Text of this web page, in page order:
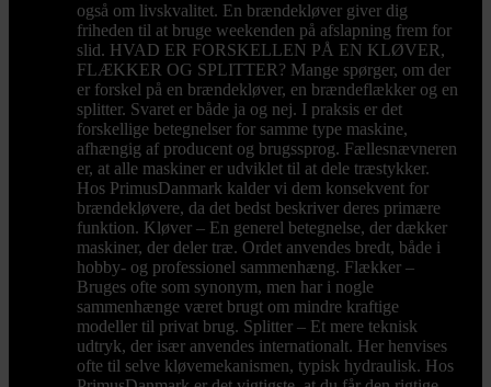
også om livskvalitet. En brændekløver giver dig
friheden til at bruge weekenden på afslapning frem for
slid. HVAD ER FORSKELLEN PÅ EN KLØVER,
FLÆKKER OG SPLITTER? Mange spørger, om der
er forskel på en brændekløver, en brændeflækker og en
splitter. Svaret er både ja og nej. I praksis er det
forskellige betegnelser for samme type maskine,
afhængig af producent og brugssprog. Fællesnævneren
er, at alle maskiner er udviklet til at dele træstykker.
Hos PrimusDanmark kalder vi dem konsekvent for
brændekløvere, da det bedst beskriver deres primære
funktion. Kløver – En generel betegnelse, der dækker
maskiner, der deler træ. Ordet anvendes bredt, både i
hobby- og professionel sammenhæng. Flækker –
Bruges ofte som synonym, men har i nogle
sammenhænge været brugt om mindre kraftige
modeller til privat brug. Splitter – Et mere teknisk
udtryk, der især anvendes internationalt. Her henvises
ofte til selve kløvemekanismen, typisk hydraulisk. Hos